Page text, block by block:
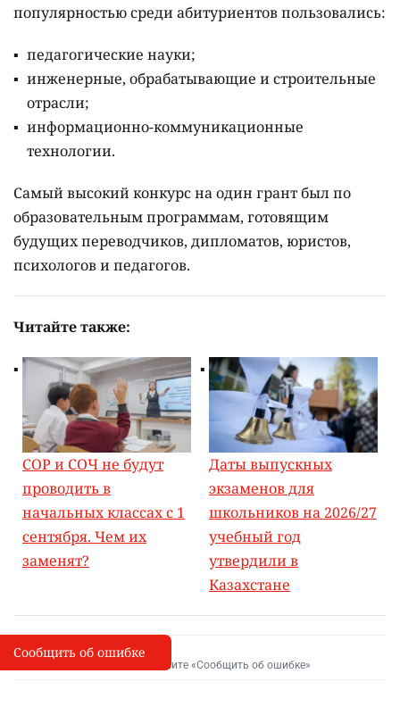
популярностью среди абитуриентов пользовались:
педагогические науки;
инженерные, обрабатывающие и строительные
отрасли;
информационно-коммуникационные
технологии.
Самый высокий конкурс на один грант был по
образовательным программам, готовящим
будущих переводчиков, дипломатов, юристов,
психологов и педагогов.
Читайте также:
СОР и СОЧ не будут
проводить в
начальных классах с 1
сентября. Чем их
заменят?
Даты выпускных
экзаменов для
школьников на 2026/27
учебный год
утвердили в
Казахстане
I
Сообщить об опечатке
Выделите фрагмент и нажмите «Сообщить об ошибке»
Сообщить об ошибке